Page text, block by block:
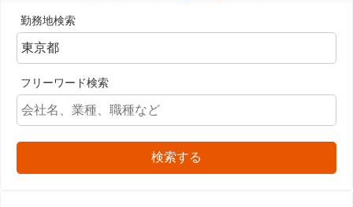
勤務地検索
フリーワード検索
検索する